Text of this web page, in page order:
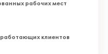
рабочих мест
клиентов